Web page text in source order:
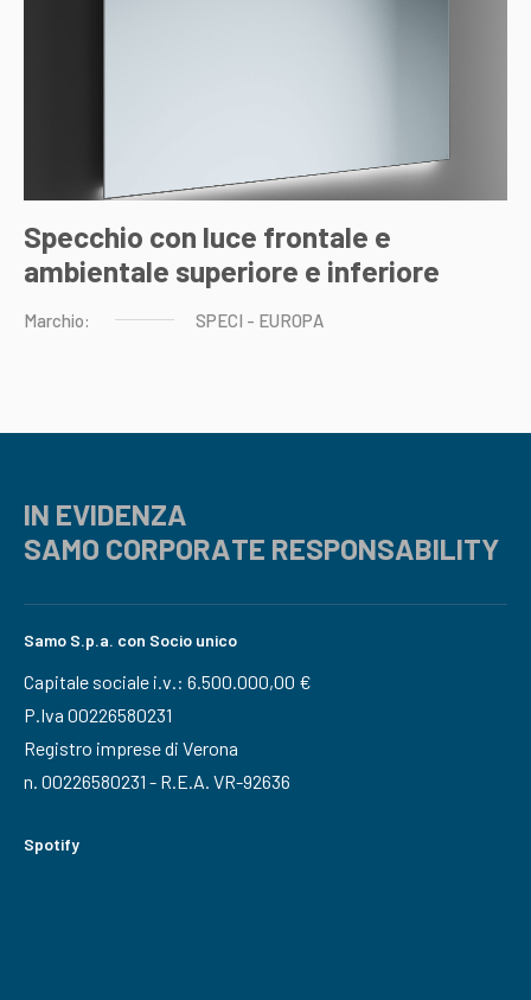
Specchio con luce frontale e
ambientale superiore e inferiore
Marchio: SPECI - EUROPA
IN EVIDENZA
SAMO CORPORATE RESPONSABILITY
Samo S.p.a. con Socio unico
Capitale sociale i.v.: 6.500.000,00 €
P.Iva 00226580231
Registro imprese di Verona
n. 00226580231 - R.E.A. VR-92636
Spotify